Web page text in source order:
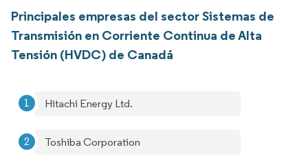
Principales empresas del sector Sistemas de
Transmisión en Corriente Continua de Alta
Tensión (HVDC) de Canadá
Hitachi Energy Ltd.
Toshiba Corporation